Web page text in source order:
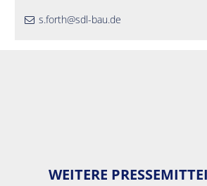
s.forth@sdl-bau.de
WEITERE